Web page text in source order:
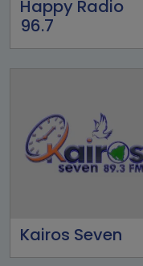
Happy Radio
96.7
Kairos Seven